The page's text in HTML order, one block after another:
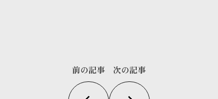
前の記事 次の記事